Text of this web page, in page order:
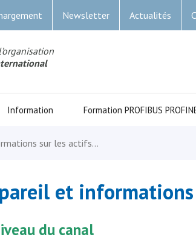
Newsletter Actualités
l
Information Formation PROFIBUS
sur les actifs…
et
du canal